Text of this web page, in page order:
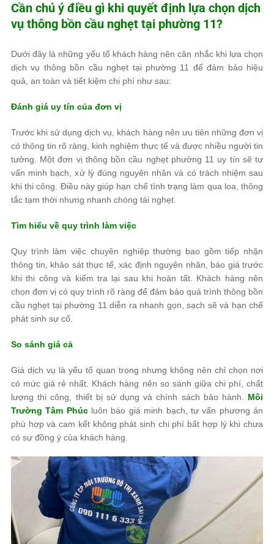
Cần chú ý điều gì khi quyết định lựa chọn dịch
vụ thông bồn cầu nghẹt tại phường 11?
Dưới đây là những yếu tố khách hàng nên cân nhắc khi lựa chọn
dịch vụ thông bồn cầu nghẹt tại phường 11 để đảm bảo hiệu
quả, an toàn và tiết kiệm chi phí như sau:
Đánh giá uy tín của đơn vị
Trước khi sử dụng dịch vụ, khách hàng nên ưu tiên những đơn vị
có thông tin rõ ràng, kinh nghiệm thực tế và được nhiều người tin
tưởng. Một đơn vị thông bồn cầu nghẹt phường 11 uy tín sẽ tư
vấn minh bạch, xử lý đúng nguyên nhân và có trách nhiệm sau
khi thi công. Điều này giúp hạn chế tình trạng làm qua loa, thông
tắc tạm thời nhưng nhanh chóng tái nghẹt.
Tìm hiểu về quy trình làm việc
Quy trình làm việc chuyên nghiệp thường bao gồm tiếp nhận
thông tin, khảo sát thực tế, xác định nguyên nhân, báo giá trước
khi thi công và kiểm tra lại sau khi hoàn tất. Khách hàng nên
chọn đơn vị có quy trình rõ ràng để đảm bảo quá trình thông bồn
cầu nghẹt tại phường 11 diễn ra nhanh gọn, sạch sẽ và hạn chế
phát sinh sự cố.
So sánh giá cả
Giá dịch vụ là yếu tố quan trọng nhưng không nên chỉ chọn nơi
có mức giá rẻ nhất. Khách hàng nên so sánh giữa chi phí, chất
lượng thi công, thiết bị sử dụng và chính sách bảo hành. Môi
Trường Tâm Phúcluôn báo giá minh bạch, tư vấn phương án
phù hợp và cam kết không phát sinh chi phí bất hợp lý khi chưa
có sự đồng ý của khách hàng.